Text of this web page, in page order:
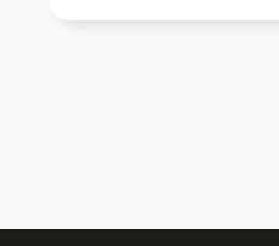
collaborateurs